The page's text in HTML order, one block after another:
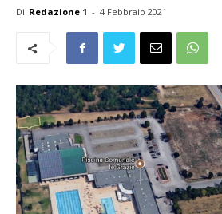
Di Redazione 1 - 4 Febbraio 2021